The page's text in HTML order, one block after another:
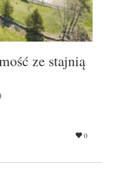
ze stajnią
0